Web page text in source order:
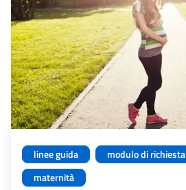
linee guida
modulo di richiesta
maternità